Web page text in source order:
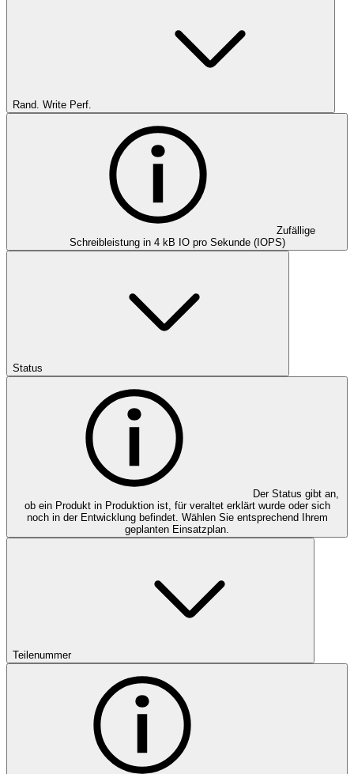
Rand. Write Perf.
Zufällige
Schreibleistung in 4 kB IO pro Sekunde (IOPS)
Status
Der Status gibt an,
ob ein Produkt in Produktion ist, für veraltet erklärt wurde oder sich
noch in der Entwicklung befindet. Wählen Sie entsprechend Ihrem
geplanten Einsatzplan.
Teilenummer